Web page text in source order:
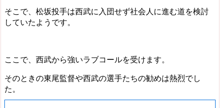
そこで、松坂投手は西武に入団せず社会人に進む道を検討
していたようです。
ここで、西武から強いラブコールを受けます。
そのときの東尾監督や西武の選手たちの勧めは熱烈でし
た。